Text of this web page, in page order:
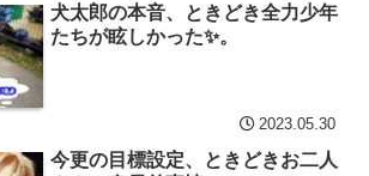
犬太郎の本音、ときどき全力少年
たちが眩しかった✨。
2023.05.30
今更の目標設定、ときどきお二人